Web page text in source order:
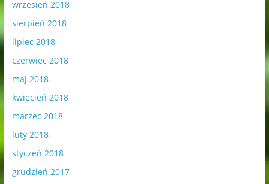
wrzesień 2018
sierpień 2018
lipiec 2018
czerwiec 2018
maj 2018
kwiecień 2018
marzec 2018
luty 2018
styczeń 2018
grudzień 2017